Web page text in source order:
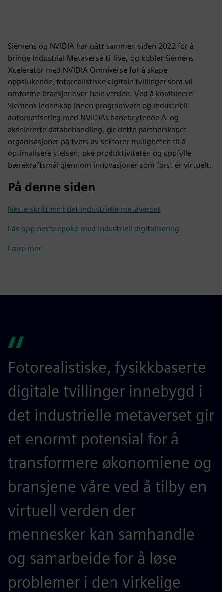
Siemens og NVIDIA har gått sammen siden 2022 for å
bringe Industrial Metaverse til live, og kobler Siemens
Xcelerator med NVIDIA Omniverse for å skape
oppslukende, fotorealistiske digitale tvillinger som vil
omforme bransjer over hele verden. Ved å kombinere
Siemens lederskap innen programvare og industriell
automatisering med NVIDIAs banebrytende AI og
akselererte databehandling, gir dette partnerskapet
organisasjoner på tvers av sektorer muligheten til å
optimalisere ytelsen, øke produktiviteten og oppfylle
bærekraftsmål gjennom innovasjoner som først er virtuelt.
På denne siden
Neste skritt inn i det industrielle metaverset
Lås opp neste epoke med industriell digitalisering
Lære mer
Fotorealistiske, fysikkbaserte
digitale tvillinger innebygd i
det industrielle metaverset gir
et enormt potensial for å
transformere økonomiene og
bransjene våre ved å tilby en
virtuell verden der
mennesker kan samhandle
og samarbeide for å løse
problemer i den virkelige